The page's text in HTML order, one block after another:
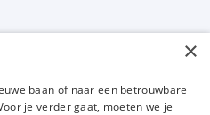
Voor werkgevers
×
baan of naar een betrouwbare
je verder gaat, moeten we je